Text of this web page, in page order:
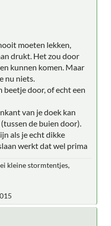
moeten lekken,
drukt. Het zou door
kunnen komen. Maar
nu niets.
beetje door, of echt een
van je doek kan
de buien door).
als je echt dikke
werkt dat wel prima
kleine stormtentjes,